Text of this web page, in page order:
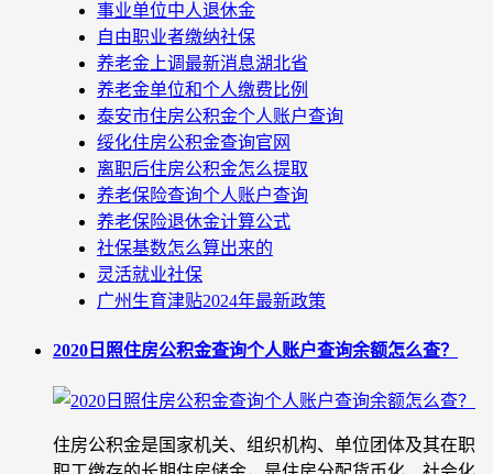
事业单位中人退休金
自由职业者缴纳社保
养老金上调最新消息湖北省
养老金单位和个人缴费比例
泰安市住房公积金个人账户查询
绥化住房公积金查询官网
离职后住房公积金怎么提取
养老保险查询个人账户查询
养老保险退休金计算公式
社保基数怎么算出来的
灵活就业社保
广州生育津贴2024年最新政策
2020日照住房公积金查询个人账户查询余额怎么查？
住房公积金是国家机关、组织机构、单位团体及其在职